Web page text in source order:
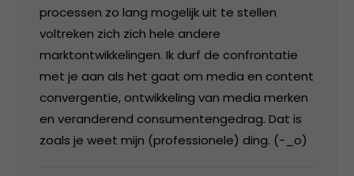
processen zo lang mogelijk uit te stellen
voltreken zich zich hele andere
marktontwikkelingen. Ik durf de confrontatie
met je aan als het gaat om media en content
convergentie, ontwikkeling van media merken
en veranderend consumentengedrag. Dat is
zoals je weet mijn (professionele) ding. (-_o)